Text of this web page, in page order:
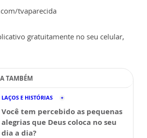
tvaparecida
gratuitamente no seu celular,
TAMBÉM
LAÇOS E HISTÓRIAS
Você tem percebido as pequenas
alegrias que Deus coloca no seu
dia a dia?